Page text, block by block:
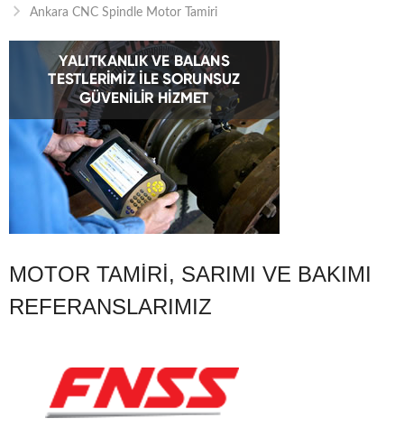
Ankara CNC Spindle Motor Tamiri
MOTOR TAMIRI, SARIMI VE BAKIMI
REFERANSLARIMIZ